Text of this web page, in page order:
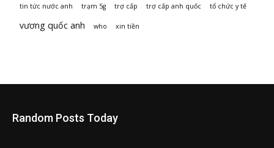
tin tức nước anh trạm 5g trợ cấp trợ cấp anh quốc tổ chức y tế
vương quốc anh who xin tiền
Random Posts Today